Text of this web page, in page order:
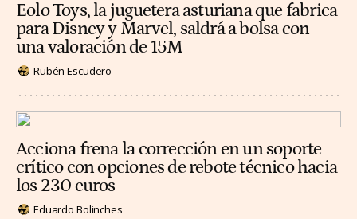
Eolo Toys, la juguetera asturiana que fabrica
para Disney y Marvel, saldrá a bolsa con
una valoración de 15M
Rubén Escudero
Acciona frena la corrección en un soporte
crítico con opciones de rebote técnico hacia
los 230 euros
Eduardo Bolinches